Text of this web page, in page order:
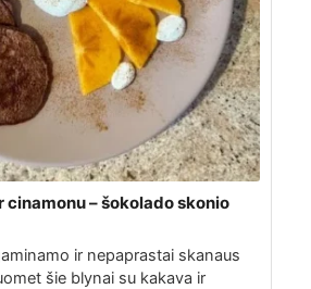
cinamonu – šokolado skonio
ir nepaprastai skanaus
šie blynai su kakava ir